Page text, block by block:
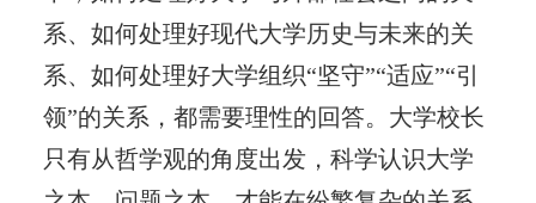
系、如何处理好现代大学历史与未来的关
系、如何处理好大学组织“坚守”“适应”“引
领”的关系，都需要理性的回答。大学校长
只有从哲学观的角度出发，科学认识大学